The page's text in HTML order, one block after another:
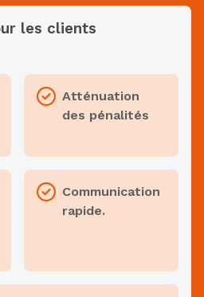
les clients
Atténuation
des pénalités
Communication
rapide.